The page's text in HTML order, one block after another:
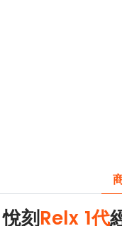
悅刻Relx 1代